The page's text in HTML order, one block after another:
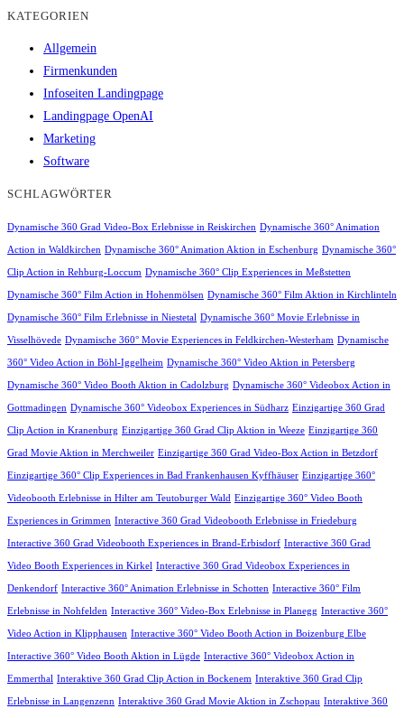
KATEGORIEN
Allgemein
Firmenkunden
Infoseiten Landingpage
Landingpage OpenAI
Marketing
Software
SCHLAGWÖRTER
Dynamische 360 Grad Video-Box Erlebnisse in Reiskirchen Dynamische 360° Animation
Action in Waldkirchen Dynamische 360° Animation Aktion in Eschenburg Dynamische 360°
Clip Action in Rehburg-Loccum Dynamische 360° Clip Experiences in Meßstetten
Dynamische 360° Film Action in Hohenmölsen Dynamische 360° Film Aktion in Kirchlinteln
Dynamische 360° Film Erlebnisse in Niestetal Dynamische 360° Movie Erlebnisse in
Visselhövede Dynamische 360° Movie Experiences in Feldkirchen-Westerham Dynamische
360° Video Action in Böhl-Iggelheim Dynamische 360° Video Aktion in Petersberg
Dynamische 360° Video Booth Aktion in Cadolzburg Dynamische 360° Videobox Action in
Gottmadingen Dynamische 360° Videobox Experiences in Südharz Einzigartige 360 Grad
Clip Action in Kranenburg Einzigartige 360 Grad Clip Aktion in Weeze Einzigartige 360
Grad Movie Aktion in Merchweiler Einzigartige 360 Grad Video-Box Action in Betzdorf
Einzigartige 360° Clip Experiences in Bad Frankenhausen Kyffhäuser Einzigartige 360°
Videobooth Erlebnisse in Hilter am Teutoburger Wald Einzigartige 360° Video Booth
Experiences in Grimmen Interactive 360 Grad Videobooth Erlebnisse in Friedeburg
Interactive 360 Grad Videobooth Experiences in Brand-Erbisdorf Interactive 360 Grad
Video Booth Experiences in Kirkel Interactive 360 Grad Videobox Experiences in
Denkendorf Interactive 360° Animation Erlebnisse in Schotten Interactive 360° Film
Erlebnisse in Nohfelden Interactive 360° Video-Box Erlebnisse in Planegg Interactive 360°
Video Action in Klipphausen Interactive 360° Video Booth Action in Boizenburg Elbe
Interactive 360° Video Booth Aktion in Lügde Interactive 360° Videobox Action in
Emmerthal Interaktive 360 Grad Clip Action in Bockenem Interaktive 360 Grad Clip
Erlebnisse in Langenzenn Interaktive 360 Grad Movie Aktion in Zschopau Interaktive 360